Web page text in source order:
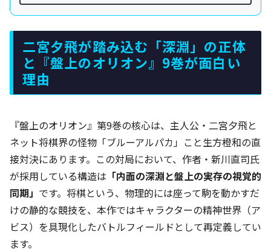
二宮夕飛が踏み込む「深淵」の正体
と『盤上のオリオン』9巻が面白い
理由
『盤上のオリオン』第9巻の核心は、主人公・二宮夕飛と
ネット将棋界の怪物「ブルーアルパカ」こと生方橙和の直
接対決にあります。この対局において、作者・新川直司氏
が採用している構造は 「内面の深淵と盤上の実存の視覚的
同期」 です。将棋という、物理的には座って駒を動かすだ
けの静的な競技を、本作ではキャラクターの精神世界（ア
ビス）を具現化したバトルフィールドとして再定義してい
ます。